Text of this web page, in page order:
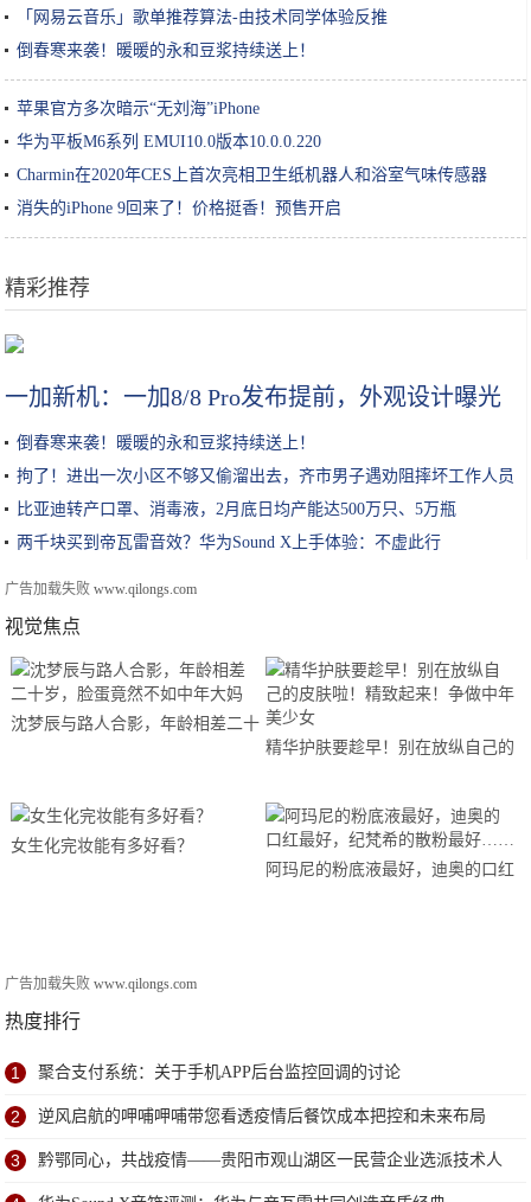
器「网易云音乐」歌单推荐算法-由技术同学体验反推
倒春寒来袭！暖暖的永和豆浆持续送上！
苹果官方多次暗示“无刘海”iPhone
华为平板M6系列 EMUI10.0版本10.0.0.220
Charmin在2020年CES上首次亮相卫生纸机器人和浴室气味传感器
消失的iPhone 9回来了！价格挺香！预售开启
精彩推荐
一加新机：一加8/8 Pro发布提前，外观设计曝光
倒春寒来袭！暖暖的永和豆浆持续送上！
拘了！进出一次小区不够又偷溜出去，齐市男子遇劝阻摔坏工作人员
手机
比亚迪转产口罩、消毒液，2月底日均产能达500万只、5万瓶
两千块买到帝瓦雷音效？华为Sound X上手体验：不虚此行
广告加载失败www.qilongs.com
视觉焦点
沈梦辰与路人合影，年龄相差二十
精华护肤要趁早！别在放纵自己的
女
女生化完妆能有多好看？
阿玛尼的粉底液最好，迪奥的口红
广告加载失败www.qilongs.com
热度排行
1 聚合支付系统：关于手机APP后台监控回调的讨论
2 逆风启航的呷哺呷哺带您看透疫情后餐饮成本把控和未来布局
3 黔鄂同心，共战疫情——贵阳市观山湖区一民营企业选派技术人